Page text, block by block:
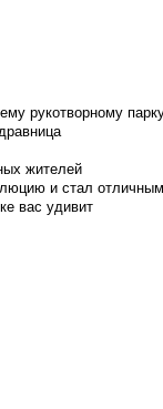
рукотворному
жителей
и стал
вас удивит